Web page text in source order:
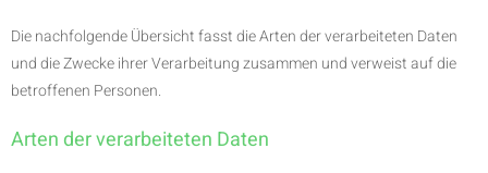
Die nachfolgende Übersicht fasst die Arten der verarbeiteten Daten
und die Zwecke ihrer Verarbeitung zusammen und verweist auf die
betroffenen Personen.
Arten der verarbeiteten Daten